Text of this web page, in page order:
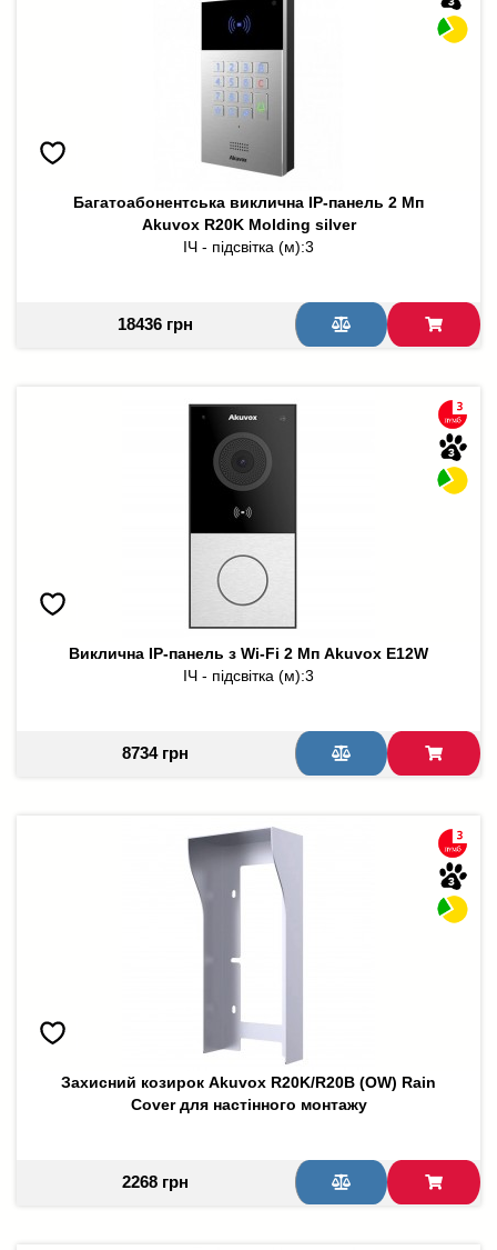
Багатоабонентська виклична IP-панель 2 Мп
Akuvox R20K Molding silver
ІЧ - підсвітка (м):3
18436 грн
Виклична IP-панель з Wi-Fi 2 Мп Akuvox E12W
ІЧ - підсвітка (м):3
8734 грн
Захисний козирок Akuvox R20K/R20B (OW) Rain
Cover для настінного монтажу
2268 грн